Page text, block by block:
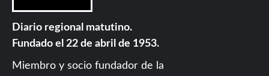
Diario regional matutino.
Fundado el 22 de abril de 1953.
Miembro y socio fundador de la